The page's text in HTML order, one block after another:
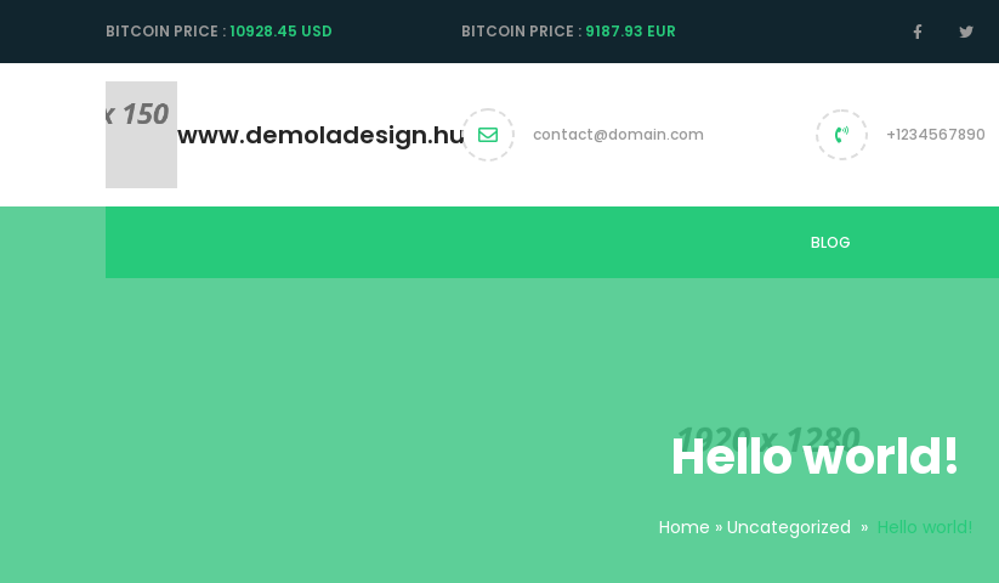
BITCOIN PRICE :10928.45 USD BITCOIN PRICE : 9187.93 EUR
www.demoladesign.hu contact@domain.com +1234567890
BLOG
Hello world!
Home » Uncategorized » Hello world!